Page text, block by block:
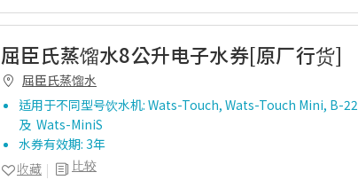
屈臣氏蒸馏水8公升电子水券[原厂行货]
屈臣氏蒸馏水
适用于不同型号饮水机: Wats-Touch, Wats-Touch Mini, B-22
及 Wats-MiniS
水券有效期: 3年
比较
收藏